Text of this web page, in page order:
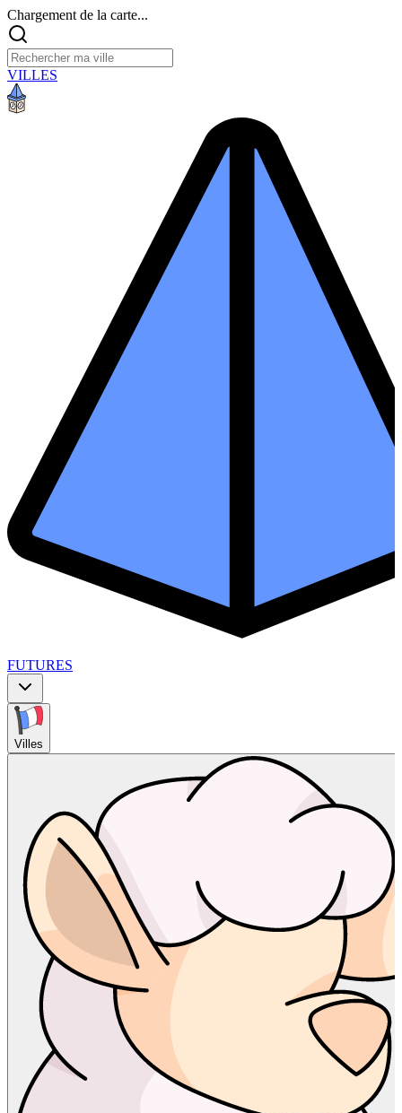
Chargement de la carte...
VILLES
FUTURES
Villes